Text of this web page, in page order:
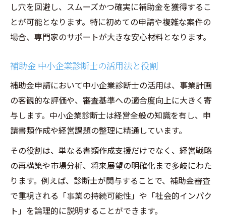
し穴を回避し、スムーズかつ確実に補助金を獲得するこ
とが可能となります。特に初めての申請や複雑な案件の
場合、専門家のサポートが大きな安心材料となります。
補助金 中小企業診断士の活用法と役割
補助金申請において中小企業診断士の活用は、事業計画
の客観的な評価や、審査基準への適合度向上に大きく寄
与します。中小企業診断士は経営全般の知識を有し、申
請書類作成や経営課題の整理に精通しています。
その役割は、単なる書類作成支援だけでなく、経営戦略
の再構築や市場分析、将来展望の明確化まで多岐にわた
ります。例えば、診断士が関与することで、補助金審査
で重視される「事業の持続可能性」や「社会的インパク
ト」を論理的に説明することができます。